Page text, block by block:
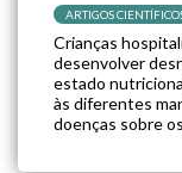
ARTIGOS
Crianças
desenvolver
estado
às diferentes
doenças sobre